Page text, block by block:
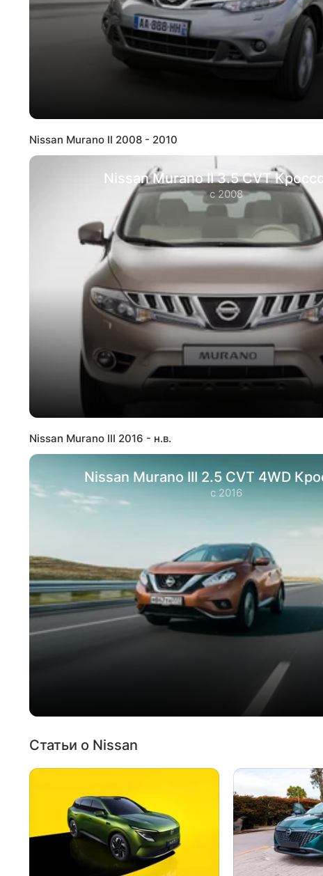
Nissan Murano II 2008 - 2010
Nissan Murano II 3.5 CVT
с 2008
Nissan Murano III 2016 - н.в.
Nissan Murano III 2.5 CVT 4WD
с 2016
Статьи о Nissan